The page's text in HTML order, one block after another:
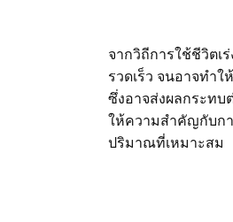
จากวิถีการใช้ชีวิตเ
รวดเร็ว จนอาจทำใ
ซึ่งอาจส่งผลกระทบ
ให้ความสำคัญกับก
ปริมาณที่เหมาะสม